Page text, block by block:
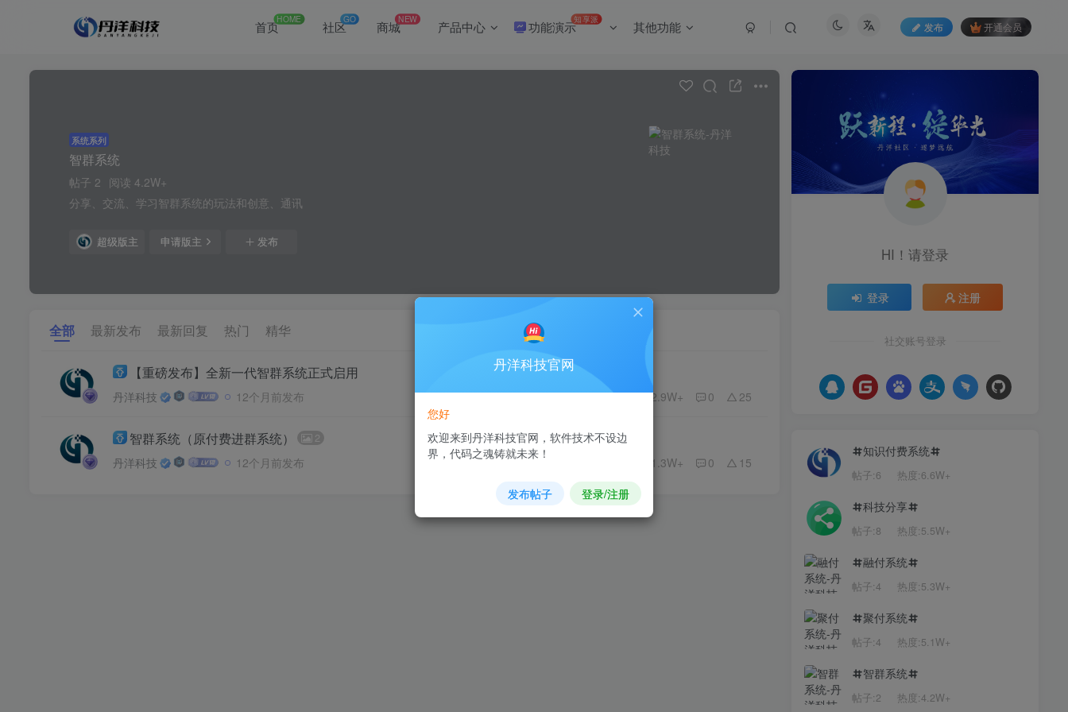
首页HOME 社区GO 商城NEW 产品中心 功能演示知享派 其他功能 发布 开通会员
系统系列
智群系统
帖子 2 阅读 4.2W+
分享、交流、学习智群系统的玩法和创意、通讯
超级版主 申请版主 发布
全部 最新发布 最新回复 热门 精华
【重磅发布】全新一代智群系统正式启用
丹洋科技 12个月前发布 2.9W+ 0 25
智群系统（原付费进群系统） 2
丹洋科技 12个月前发布 1.3W+ 0 15
HI！请登录
登录 注册
社交账号登录
知识付费系统
帖子:6 热度:6.6W+
科技分享
帖子:8 热度:5.5W+
融付系统
帖子:4 热度:5.3W+
聚付系统
帖子:4 热度:5.1W+
智群系统
帖子:2 热度:4.2W+
丹洋科技官网
您好
欢迎来到丹洋科技官网，软件技术不设边
界，代码之魂铸就未来！
发布帖子 登录/注册